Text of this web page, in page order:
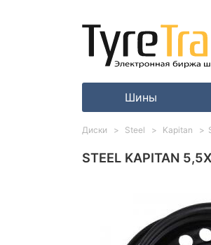
Шины
STEEL KAPITAN
Диски Steel Kapitan